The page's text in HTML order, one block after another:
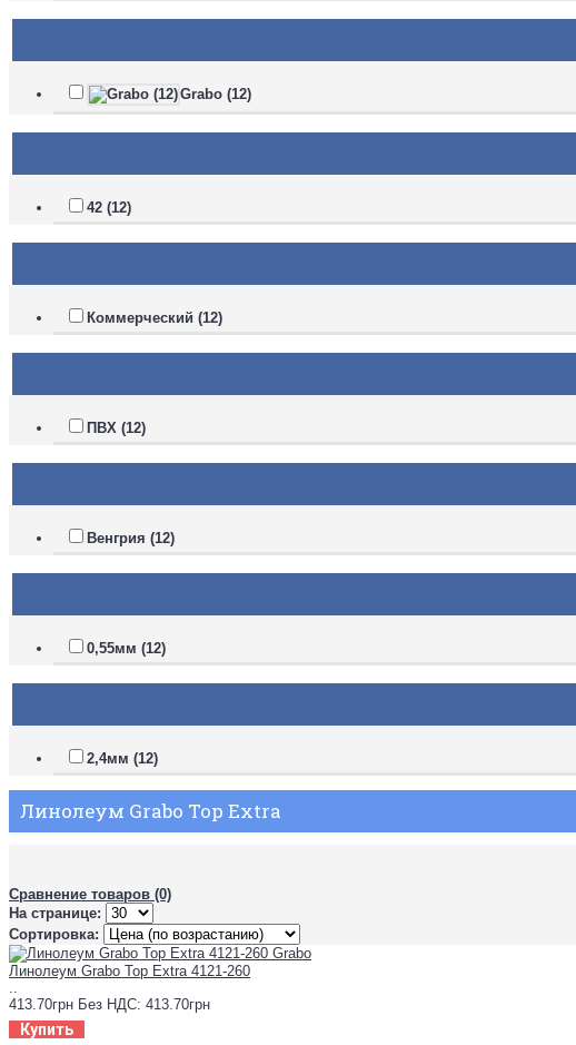
Grabo (12)
42 (12)
Коммерческий (12)
ПВХ (12)
Венгрия (12)
0,55мм (12)
2,4мм (12)
Линолеум Grabo Top Extra
Сравнение товаров (0)
На странице:
Сортировка:
Линолеум Grabo Top Extra 4121-260
..
413.70грн Без НДС: 413.70грн
Купить